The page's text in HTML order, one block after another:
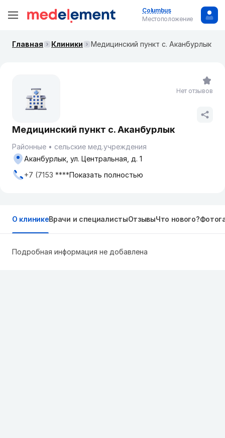
Columbus
Местоположение
Главная Клиники Медицинский пункт с. Аканбурлык
Медицинский пункт с. Аканбурлык
Районные
сельские мед.учреждения
Аканбурлык, ул. Центральная, д. 1
+7 (7153 ****Показать полностью
Нет отзывов
О клиникеВрачи и специалистыОтзывыЧто нового?
Подробная информация не добавлена